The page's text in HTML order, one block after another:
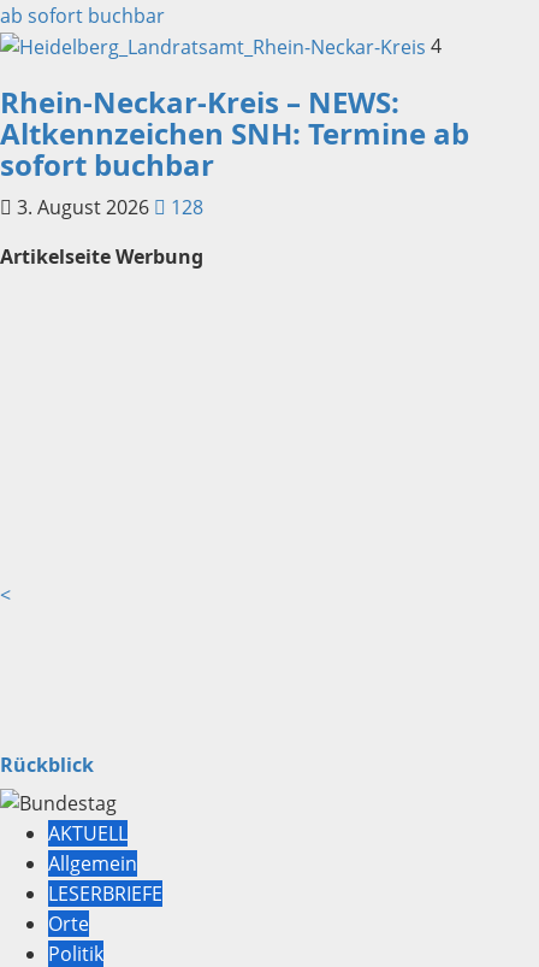
ab sofort buchbar
4
Rhein-Neckar-Kreis – NEWS:
Altkennzeichen SNH: Termine ab
sofort buchbar
3. August 2026
128
Artikelseite Werbung
<
Rückblick
AKTUELL
Allgemein
LESERBRIEFE
Orte
Politik